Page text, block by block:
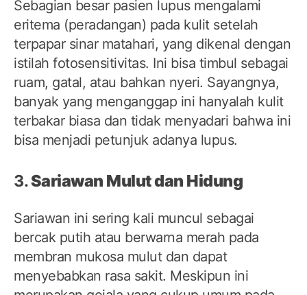
Sebagian besar pasien lupus mengalami
eritema (peradangan) pada kulit setelah
terpapar sinar matahari, yang dikenal dengan
istilah fotosensitivitas. Ini bisa timbul sebagai
ruam, gatal, atau bahkan nyeri. Sayangnya,
banyak yang menganggap ini hanyalah kulit
terbakar biasa dan tidak menyadari bahwa ini
bisa menjadi petunjuk adanya lupus.
3.Sariawan Mulut dan Hidung
Sariawan ini sering kali muncul sebagai
bercak putih atau berwarna merah pada
membran mukosa mulut dan dapat
menyebabkan rasa sakit. Meskipun ini